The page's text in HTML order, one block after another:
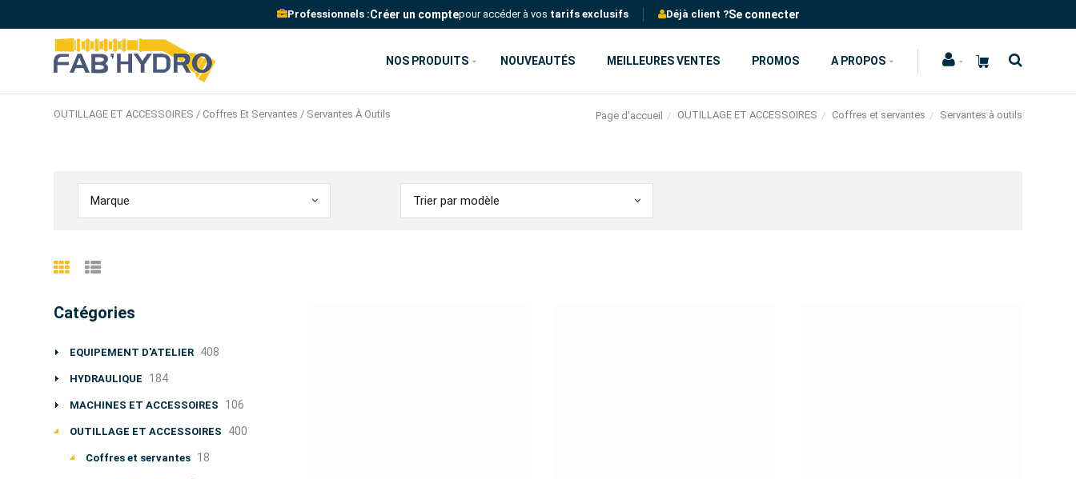
Professionnels :Créer un comptepour accéder à vos tarifs exclusifs Déjà client ?Se connecter
NOS PRODUITS NOUVEAUTÉS MEILLEURES VENTES PROMOS A PROPOS
OUTILLAGE ET ACCESSOIRES / Coffres Et Servantes / Servantes À Outils Page d'accueil OUTILLAGE ET ACCESSOIRES Coffres et servantes Servantes à outils
Marque Trier par modèle
Catégories
EQUIPEMENT D'ATELIER 408
HYDRAULIQUE 184
MACHINES ET ACCESSOIRES 106
OUTILLAGE ET ACCESSOIRES 400
Coffres et servantes 18